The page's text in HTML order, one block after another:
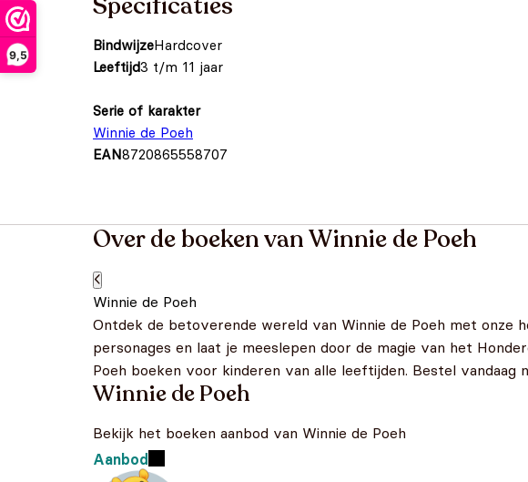
9,5
BindwijzeHardcover
Leeftijd3 t/m 11 jaar
Serie of karakter
Winnie de Poeh
EAN8720865558707
Over de boeken van Winnie de Poeh
Winnie de Poeh
Ontdek de betoverende wereld van Winnie de Poeh met onze
personages en laat je meeslepen door de magie van het
Poeh boeken voor kinderen van alle leeftijden. Bestel
Winnie de Poeh
Bekijk het boeken aanbod van Winnie de Poeh
Aanbod